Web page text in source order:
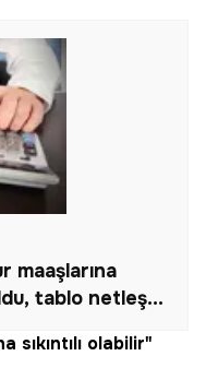
maaşlarına
tablo netleşti,
olabilir"